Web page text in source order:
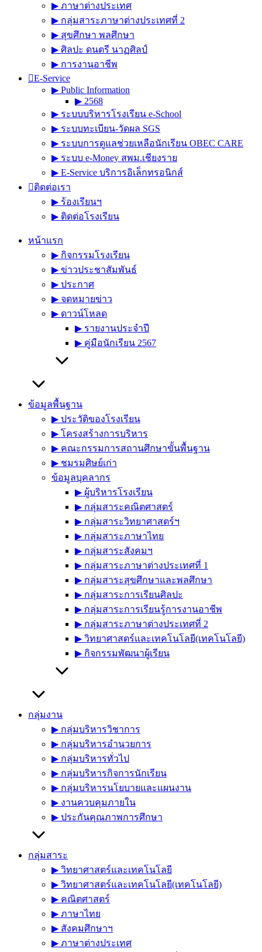
▶︎ ภาษาต่างประเทศ
▶︎ กลุ่มสาระภาษาต่างประเทศที่ 2
▶︎ สุขศึกษา พลศึกษา
▶︎ ศิลปะ ดนตรี นาฏศิลป์
▶︎ การงานอาชีพ
E-Service
▶︎ Public Information
▶︎ 2568
▶︎ ระบบบริหารโรงเรียน e-School
▶︎ ระบบทะเบียน-วัดผล SGS
▶︎ ระบบการดูแลช่วยเหลือนักเรียน OBEC CARE
▶︎ ระบบ e-Money สพม.เชียงราย
▶︎ E-Service บริการอิเล็กทรอนิกส์
ติดต่อเรา
▶︎ ร้องเรียนฯ
▶︎ ติดต่อโรงเรียน
หน้าแรก
▶︎ กิจกรรมโรงเรียน
▶︎ ข่าวประชาสัมพันธ์
▶︎ ประกาศ
▶︎ จดหมายข่าว
▶︎ ดาวน์โหลด
▶︎ รายงานประจำปี
▶︎ คู่มือนักเรียน 2567
ข้อมูลพื้นฐาน
▶︎ ประวัติของโรงเรียน
▶︎ โครงสร้างการบริหาร
▶︎ คณะกรรมการสถานศึกษาขั้นพื้นฐาน
▶︎ ชมรมศิษย์เก่า
ข้อมูลบุคลากร
▶︎ ผู้บริหารโรงเรียน
▶︎ กลุ่มสาระคณิตศาสตร์
▶︎ กลุ่มสาระวิทยาศาสตร์ฯ
▶︎ กลุ่มสาระภาษาไทย
▶︎ กลุ่มสาระสังคมฯ
▶︎ กลุ่มสาระภาษาต่างประเทศที่ 1
▶︎ กลุ่มสาระสุขศึกษาและพลศึกษา
▶︎ กลุ่มสาระการเรียนศิลปะ
▶︎ กลุ่มสาระการเรียนรู้การงานอาชีพ
▶︎ กลุ่มสาระภาษาต่างประเทศที่ 2
▶︎ วิทยาศาสตร์และเทคโนโลยี(เทคโนโลยี)
▶︎ กิจกรรมพัฒนาผู้เรียน
กลุ่มงาน
▶︎ กลุ่มบริหารวิชาการ
▶︎ กลุ่มบริหารอำนวยการ
▶︎ กลุ่มบริหารทั่วไป
▶︎ กลุ่มบริหารกิจการนักเรียน
▶︎ กลุ่มบริหารนโยบายและแผนงาน
▶︎ งานควบคุมภายใน
▶︎ ประกันคุณภาพการศึกษา
กลุ่มสาระ
▶︎ วิทยาศาสตร์และเทคโนโลยี
▶︎ วิทยาศาสตร์และเทคโนโลยี(เทคโนโลยี)
▶︎ คณิตศาสตร์
▶︎ ภาษาไทย
▶︎ สังคมศึกษาฯ
▶︎ ภาษาต่างประเทศ